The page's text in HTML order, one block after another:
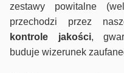
zestawy powitalne
przechodzi przez
kontrole jakości,
buduje wizerunek